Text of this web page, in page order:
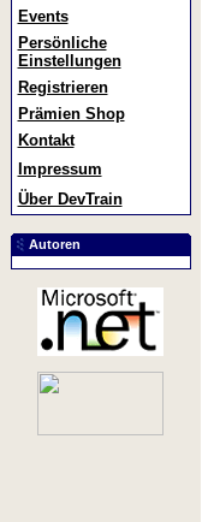
Events
Persönliche
Einstellungen
Registrieren
Prämien Shop
Kontakt
Impressum
Über DevTrain
Autoren